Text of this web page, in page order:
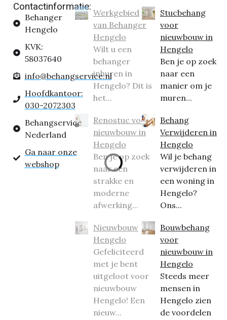
Contactinformatie:
Behanger
Hengelo
KVK:
58037640
info@behangservice.nl
Hoofdkantoor:
030-2072303
Behangservice
Nederland
Ga naar onze
webshop
Werkgebied
van Behanger
Hengelo
Wilt u een
behanger
inhuren in
Hengelo? Dit is
het...
Renostuc voor
nieuwbouw in
Hengelo
Ben je op zoek
naar een
strakke en
moderne
afwerking...
Nieuwbouw
Hengelo
Gefeliciteerd
met je bent
uitgeloot voor
nieuwbouw
Hengelo! Een
nieuw...
Stucbehang
voor
nieuwbouw in
Hengelo
Ben je op zoek
naar een
manier om je
muren...
Behang
Verwijderen in
Hengelo
Wil je behang
verwijderen in
een woning in
Hengelo?
Ons...
Bouwbehang
voor
nieuwbouw in
Hengelo
Steeds meer
mensen in
Hengelo zien
de voordelen